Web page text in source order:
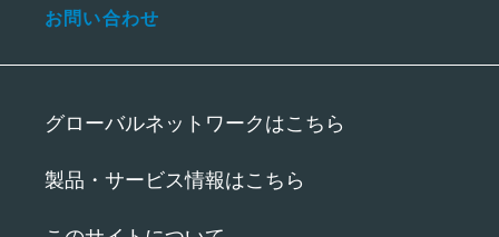
お問い合わせ
グローバルネットワークはこちら
製品・サービス情報はこちら